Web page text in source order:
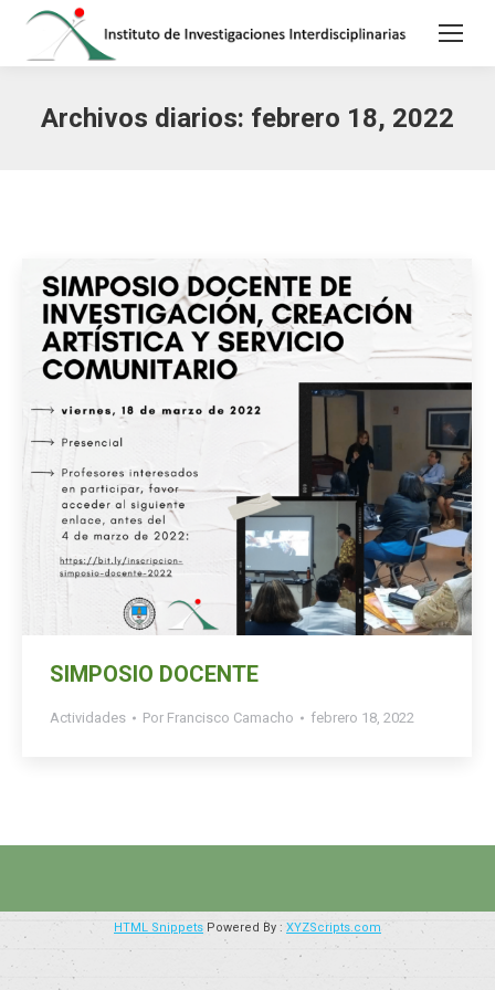
Archivos diarios: febrero 18, 2022
SIMPOSIO DOCENTE
Actividades Por Francisco Camacho febrero 18, 2022
HTML Snippets Powered By : XYZScripts.com